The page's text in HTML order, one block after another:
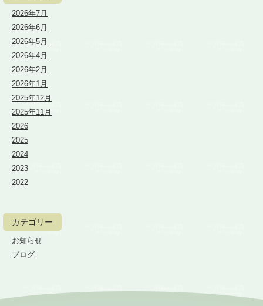
2026年7月
2026年6月
2026年5月
2026年4月
2026年2月
2026年1月
2025年12月
2025年11月
2026
2025
2024
2023
2022
カテゴリー
お知らせ
ブログ